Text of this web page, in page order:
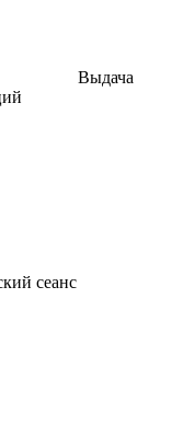
Выдача
сеанс